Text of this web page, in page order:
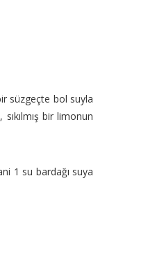
süzgeçte bol suyla
bir limonun
1 su bardağı suya